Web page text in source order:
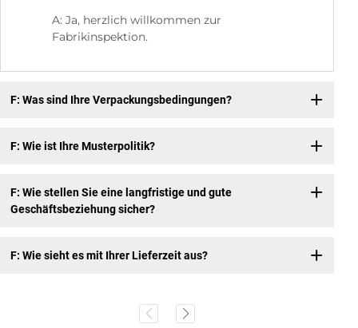
A: Ja, herzlich willkommen zur
Fabrikinspektion.
F: Was sind Ihre Verpackungsbedingungen?
F: Wie ist Ihre Musterpolitik?
F: Wie stellen Sie eine langfristige und gute
Geschäftsbeziehung sicher?
F: Wie sieht es mit Ihrer Lieferzeit aus?